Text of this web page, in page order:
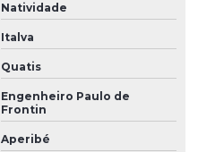
Natividade
Italva
Quatis
Engenheiro Paulo de
Frontin
Aperibé